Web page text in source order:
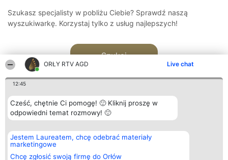
ORŁY RTV AGD Live chat
12:45
Cześć, chętnie Ci pomogę! 🙂 Kliknij proszę w
odpowiedni temat rozmowy! 🙂
Jestem Laureatem, chcę odebrać materiały
marketingowe
Chcę zgłosić swoją firmę do Orłów
Szukasz specjalisty w pobliżu Ciebie? Sprawdź naszą
wyszukiwarkę. Korzystaj tylko z usług najlepszych!
Szukaj
Organizator plebiscytu
Bright Side Solutions sp. z o.
o. sp. k.
ul. Ruska 22
Plebiscyt
Laureaci
wszystkich
Kontakt
Kontakt